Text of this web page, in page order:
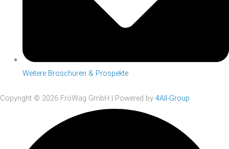
Weitere Broschüren & Prospekte
Copyright © 2026 FröWag GmbH | Powered by 4All-Group